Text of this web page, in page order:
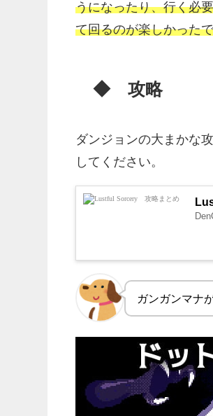
うになったり、行く必
て回るのが楽しかった
◆ 攻略
ダンジョンの大まかな
してください。
ガンガンマナ